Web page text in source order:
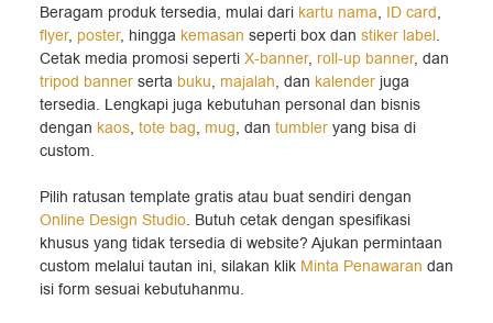
Beragam produk tersedia, mulai dari kartu nama, ID card,
flyer, poster, hingga kemasan seperti box dan stiker label.
Cetak media promosi seperti X-banner, roll-up banner, dan
tripod banner serta buku, majalah, dan kalender juga
tersedia. Lengkapi juga kebutuhan personal dan bisnis
dengan kaos, tote bag, mug, dan tumbler yang bisa di
custom.
Pilih ratusan template gratis atau buat sendiri dengan
Online Design Studio. Butuh cetak dengan spesifikasi
khusus yang tidak tersedia di website? Ajukan permintaan
custom melalui tautan ini, silakan klik Minta Penawaran dan
isi form sesuai kebutuhanmu.